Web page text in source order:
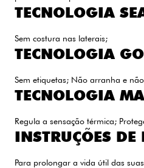
TECNOLOGIA
Sem costura nas laterais;
TECNOLOGIA
Sem etiquetas; Não arranha e
TECNOLOGIA
Regula a sensação térmica;
INSTRUÇÕES
Para prolongar a vida útil das